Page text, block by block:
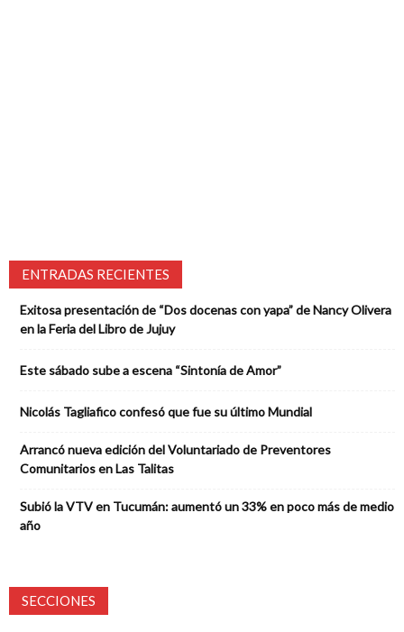
ENTRADAS RECIENTES
Exitosa presentación de “Dos docenas con yapa” de Nancy Olivera
en la Feria del Libro de Jujuy
Este sábado sube a escena “Sintonía de Amor”
Nicolás Tagliafico confesó que fue su último Mundial
Arrancó nueva edición del Voluntariado de Preventores
Comunitarios en Las Talitas
Subió la VTV en Tucumán: aumentó un 33% en poco más de medio
año
SECCIONES